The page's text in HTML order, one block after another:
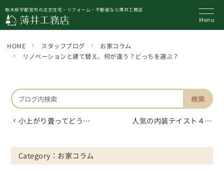
栃木県宇都宮市の注文住宅・リフォーム・不動産なら薄井工務店
HOME スタッフブログ
お家コラム
リノベーションと建て替え、何が違う？どっちを選ぶ？
小上がり畳ってどう？メリット・デメリットを徹底比較 人気の内装テイスト４選
Category： お家コラム